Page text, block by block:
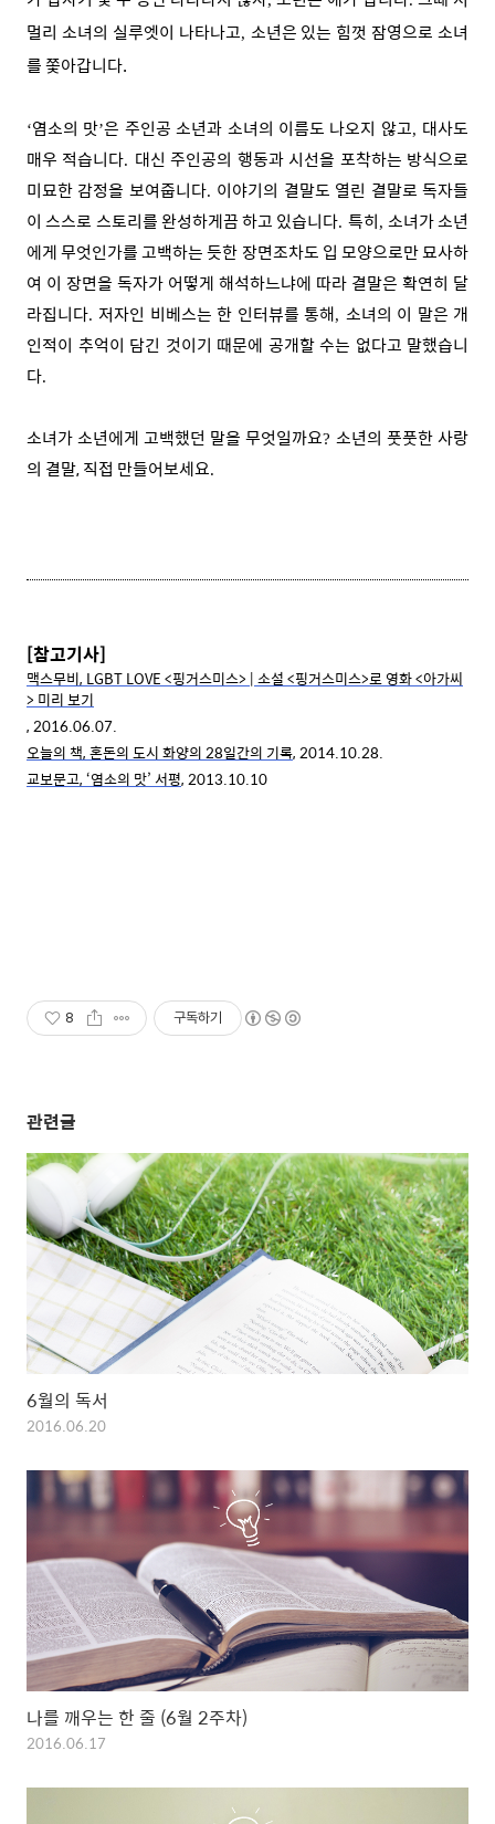
멀리 소녀의 실루엣이 나타나고, 소년은 있는 힘껏 잠영으로 소녀
를 쫓아갑니다.
‘염소의 맛’은 주인공 소년과 소녀의 이름도 나오지 않고, 대사도
매우 적습니다. 대신 주인공의 행동과 시선을 포착하는 방식으로
미묘한 감정을 보여줍니다. 이야기의 결말도 열린 결말로 독자들
이 스스로 스토리를 완성하게끔 하고 있습니다. 특히, 소녀가 소년
에게 무엇인가를 고백하는 듯한 장면조차도 입 모양으로만 묘사하
여 이 장면을 독자가 어떻게 해석하느냐에 따라 결말은 확연히 달
라집니다.저자인 비베스는 한 인터뷰를 통해, 소녀의 이 말은 개
인적이 추억이 담긴 것이기 때문에 공개할 수는 없다고 말했습니
다.
소녀가 소년에게 고백했던 말을 무엇일까요? 소년의 풋풋한 사랑
의 결말, 직접 만들어보세요.
[참고기사]
맥스무비, LGBT LOVE <핑거스미스> | 소설 <핑거스미스>로 영화 <아가씨
> 미리 보기
, 2016.06.07.
오늘의 책, 혼돈의 도시 화양의 28일간의 기록, 2014.10.28.
교보문고, ‘염소의 맛’ 서평, 2013.10.10
8 구독하기
관련글
6월의 독서
2016.06.20
나를 깨우는 한 줄 (6월 2주차)
2016.06.17